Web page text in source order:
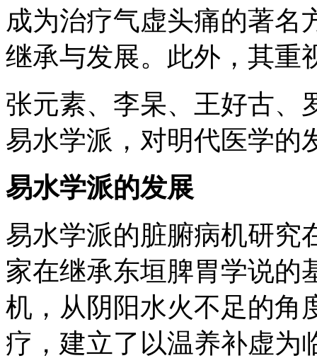
成为治疗气虚头痛的著名
继承与发展。此外，其重
张元素、李杲、王好古、
易水学派，对明代医学的
易水学派的发展
易水学派的脏腑病机研究
家在继承东垣脾胃学说的
机，从阴阳水火不足的角
疗，建立了以温养补虚为